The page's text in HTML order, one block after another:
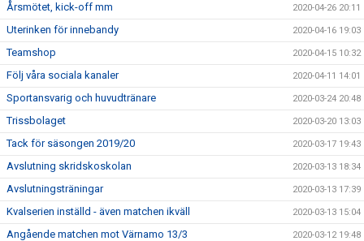
Årsmötet, kick-off mm 2020-04-26 20:11
Uterinken för innebandy 2020-04-16 19:03
Teamshop 2020-04-15 10:32
Följ våra sociala kanaler 2020-04-11 14:01
Sportansvarig och huvudtränare 2020-03-24 20:48
Trissbolaget 2020-03-20 13:03
Tack för säsongen 2019/20 2020-03-17 19:43
Avslutning skridskoskolan 2020-03-13 18:34
Avslutningsträningar 2020-03-13 17:39
Kvalserien inställd - även matchen ikväll 2020-03-13 15:04
Angående matchen mot Värnamo 13/3 2020-03-12 19:48